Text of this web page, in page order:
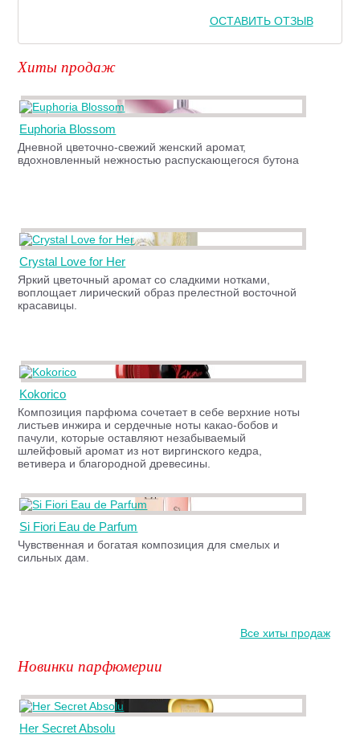
ОСТАВИТЬ ОТЗЫВ
Хиты продаж
Euphoria Blossom
Дневной цветочно-свежий женский аромат,
вдохновленный нежностью распускающегося бутона
Crystal Love for Her
Яркий цветочный аромат со сладкими нотками,
воплощает лирический образ прелестной восточной
красавицы.
Kokorico
Композиция парфюма сочетает в себе верхние ноты
листьев инжира и сердечные ноты какао-бобов и
пачули, которые оставляют незабываемый
шлейфовый аромат из нот виргинского кедра,
ветивера и благородной древесины.
Si Fiori Eau de Parfum
Чувственная и богатая композиция для смелых и
сильных дам.
Все хиты продаж
Новинки парфюмерии
Her Secret Absolu